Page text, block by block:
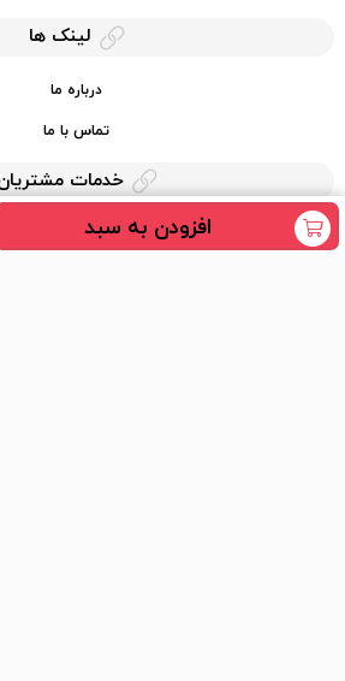
افزودن به سبد
لینک ها
درباره ما
تماس با ما
خدمات
حریم خصوصی